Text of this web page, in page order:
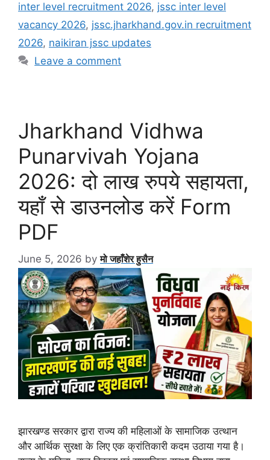
inter level recruitment 2026, jssc inter level
vacancy 2026, jssc.jharkhand.gov.in recruitment
2026, naikiran jssc updates
Leave a comment
Jharkhand Vidhwa
Punarvivah Yojana
2026: दो लाख रुपये सहायता,
यहाँ से डाउनलोड करें Form
PDF
June 5, 2026 byमो जहाँशेर हुसैन
झारखण्ड सरकार द्वारा राज्य की महिलाओं के सामाजिक उत्थान
और आर्थिक सुरक्षा के लिए एक क्रांतिकारी कदम उठाया गया है।